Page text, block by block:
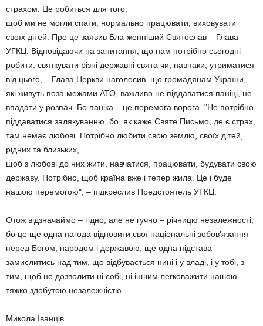
страхом. Це робиться для того,
щоб ми не могли спати, нормально працювати, виховувати
своїх дітей. Про це заявив Бла-женніший Святослав – Глава
УГКЦ. Відповідаючи на запитання, що нам потрібно сьогодні
робити: святкувати різні державні свята чи, навпаки, утриматися
від цього, – Глава Церкви наголосив, що громадянам України,
які живуть поза межами АТО, важливо не піддаватися паніці, не
впадати у розпач. Бо паніка – це перемога ворога. "Не потрібно
піддаватися залякуванню, бо, як каже Святе Письмо, де є страх,
там немає любові. Потрібно любити свою землю, своїх дітей,
рідних та близьких,
щоб з любові до них жити, навчатися, працювати, будувати свою
державу. Потрібно, щоб країна вже і тепер жила. Це і буде
нашою перемогою", – підкреслив Предстоятель УГКЦ.
Отож відзначаймо – гідно, але не гучно – річницю незалежності,
бо це ще одна нагода відновити свої національні зобов'язання
перед Богом, народом і державою, ще одна підстава
замислитись над тим, що відбувається нині і у владі, і у тобі, з
тим, щоб не дозволити ні собі, ні іншим легковажити нашою
тяжко здобутою незалежністю.
Микола Іванців